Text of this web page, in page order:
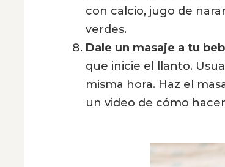
con calcio, jugo de
verdes.
Dale un masaje a tu
que inicie el llanto.
misma hora. Haz el
un video de cómo